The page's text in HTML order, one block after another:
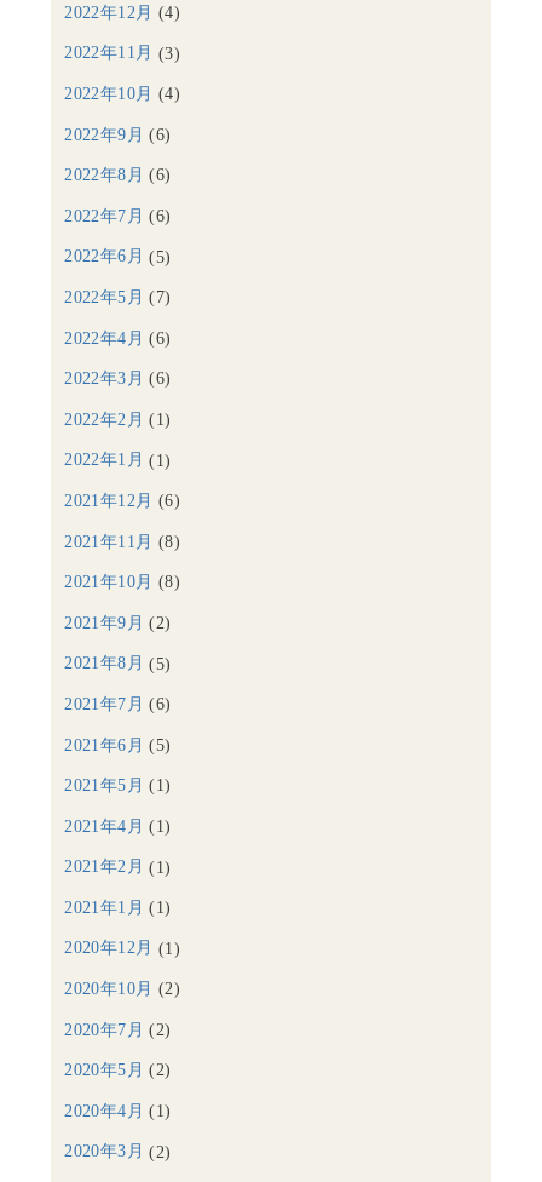
2022年12月 (4)
2022年11月 (3)
2022年10月 (4)
2022年9月 (6)
2022年8月 (6)
2022年7月 (6)
2022年6月 (5)
2022年5月 (7)
2022年4月 (6)
2022年3月 (6)
2022年2月 (1)
2022年1月 (1)
2021年12月 (6)
2021年11月 (8)
2021年10月 (8)
2021年9月 (2)
2021年8月 (5)
2021年7月 (6)
2021年6月 (5)
2021年5月 (1)
2021年4月 (1)
2021年2月 (1)
2021年1月 (1)
2020年12月 (1)
2020年10月 (2)
2020年7月 (2)
2020年5月 (2)
2020年4月 (1)
2020年3月 (2)